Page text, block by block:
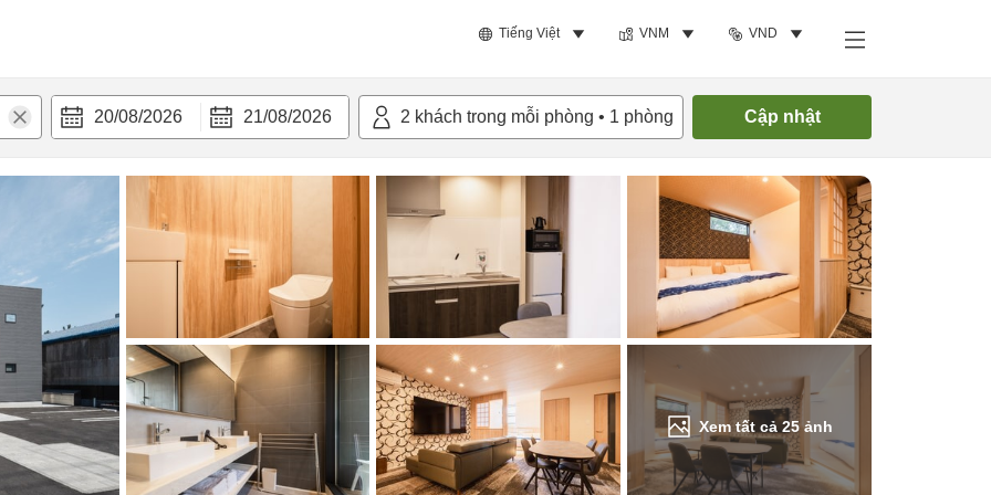
Tiếng Việt VNM VND
20/08/2026 21/08/2026 2 khách trong mỗi phòng • 1 phòng Cập nhật
Xem tất cả25ảnh
nghi Tìm phòng trống